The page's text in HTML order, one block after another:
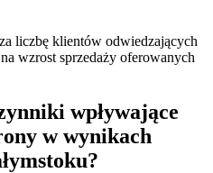
liczbę klientów odwiedzających
wzrost sprzedaży oferowanych
wpływające
w wynikach